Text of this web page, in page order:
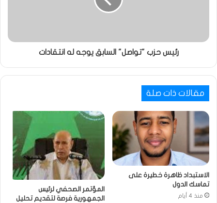
رئيس حزب "تواصل" السابق يوجه له انتقادات
مقالات ذات صلة
الاستبداد ظاهرة خطيرة على
تماسك الدول
منذ 4 أيام
المؤتمر الصحفي لرئيس
الجمهورية فرصة لتقديم تحليل